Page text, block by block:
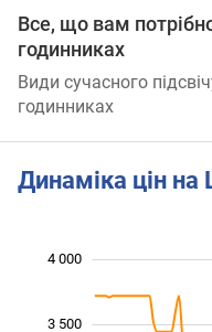
Все, що вам
годинниках
Види сучасного
годинниках
Динаміка цін на
4 000
3 500